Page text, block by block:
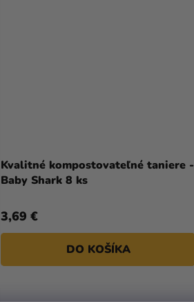
Kvalitné kompostovateľné taniere -
Baby Shark 8 ks
3,69 €
DO KOŠÍKA